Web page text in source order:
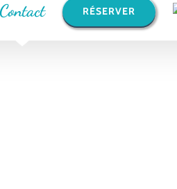
Contact RÉSERVER